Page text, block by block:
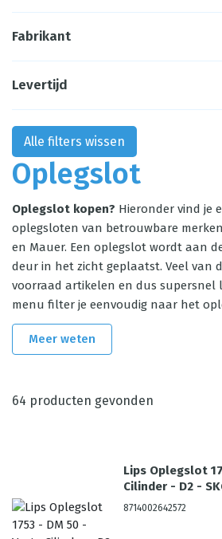
Oplegslot
Oplegslot kopen? Hieronder vind je
oplegsloten van betrouwbare merken
en Mauer. Een oplegslot wordt aan
deur in het zicht geplaatst. Veel van
voorraad artikelen en dus supersnel
menu filter je eenvoudig naar het
Meer weten
64 producten gevonden
Lips Oplegslot
Cilinder - D2 -
8714002642572
Fabrikant
Levertijd
Alle filters wissen